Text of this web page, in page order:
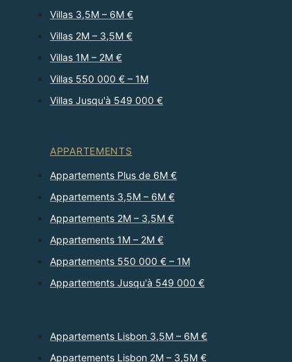
Villas 3,5M – 6M €
Villas 2M – 3,5M €
Villas 1M – 2M €
Villas 550 000 € – 1M
Villas Jusqu'à 549 000 €
APPARTEMENTS
Appartements Plus de 6M €
Appartements 3,5M – 6M €
Appartements 2M – 3,5M €
Appartements 1M – 2M €
Appartements 550 000 € – 1M
Appartements Jusqu'à 549 000 €
Appartements Lisbon 3,5M – 6M €
Appartements Lisbon 2M – 3,5M €